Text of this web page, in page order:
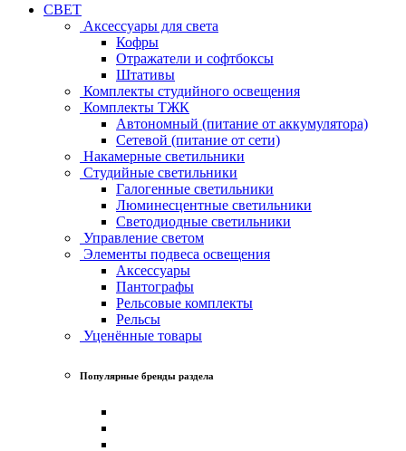
СВЕТ
Аксессуары для света
Кофры
Отражатели и софтбоксы
Штативы
Комплекты студийного освещения
Комплекты ТЖК
Автономный (питание от аккумулятора)
Сетевой (питание от сети)
Накамерные светильники
Студийные светильники
Галогенные светильники
Люминесцентные светильники
Светодиодные светильники
Управление светом
Элементы подвеса освещения
Аксессуары
Пантографы
Рельсовые комплекты
Рельсы
Уценённые товары
Популярные бренды раздела